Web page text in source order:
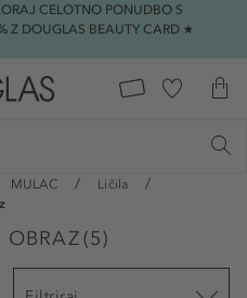
CELOTNO PONUDBO S
Z DOUGLAS BEAUTY CARD ★
MULAC
Ličila
(5)